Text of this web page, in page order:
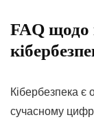
FAQ щодо
Кібербезпека є
сучасному